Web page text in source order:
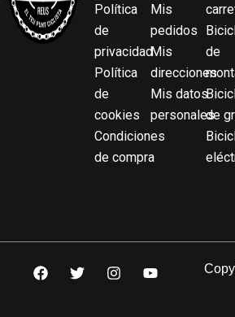
Política
de
privacidad
Política
de
cookies
Condiciones
de compra
Mis
pedidos
Mis
direcciones
Mis datos
personales
de
de
F
a
T
w
I
n
Y
o